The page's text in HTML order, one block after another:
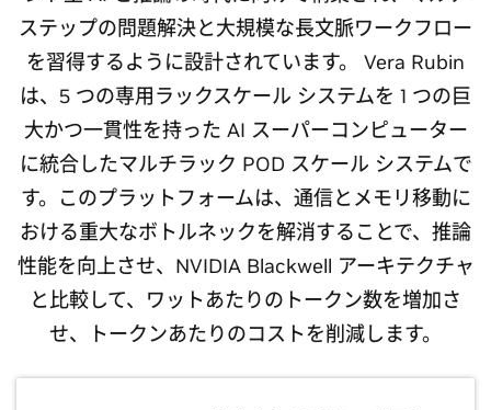
ステップの問題解決と大規模な長文脈ワークフロー
を習得するように設計されています。 Vera Rubin
は、5 つの専用ラックスケール システムを 1 つの巨
大かつ一貫性を持った AI スーパーコンピューター
に統合したマルチラック POD スケール システムで
す。このプラットフォームは、通信とメモリ移動に
おける重大なボトルネックを解消することで、推論
性能を向上させ、NVIDIA Blackwell アーキテクチャ
と比較して、ワットあたりのトークン数を増加さ
せ、トークンあたりのコストを削減します。